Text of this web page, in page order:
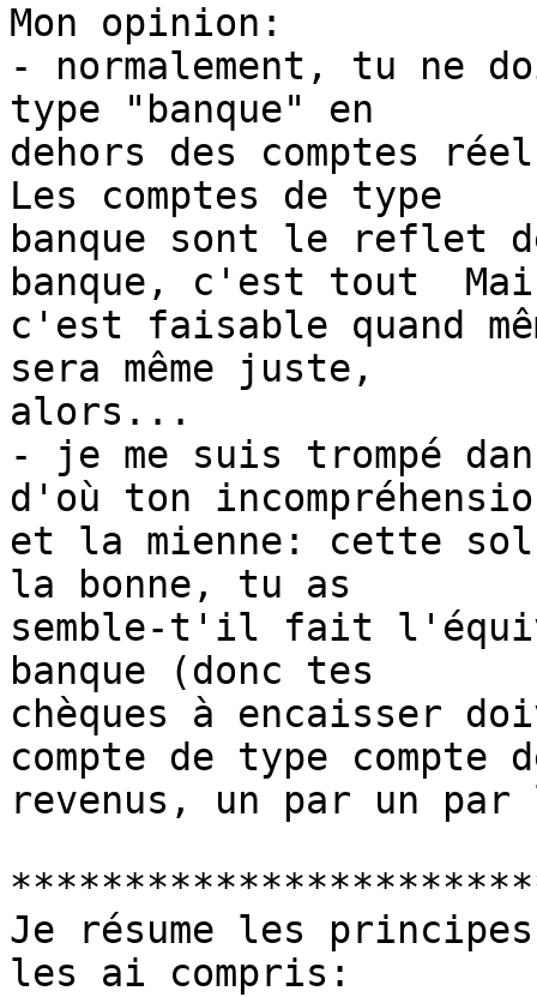
Mon opinion:
- normalement, tu ne
type "banque" en
dehors des comptes
Les comptes de type
banque sont le reflet
banque, c'est tout
c'est faisable quand
sera même juste,
alors...
- je me suis trompé
d'où ton
et la mienne: cette
la bonne, tu as
semble-t'il fait
banque (donc tes
chèques à encaisser
compte de type compte
revenus, un par un
Je résume les
les ai compris: